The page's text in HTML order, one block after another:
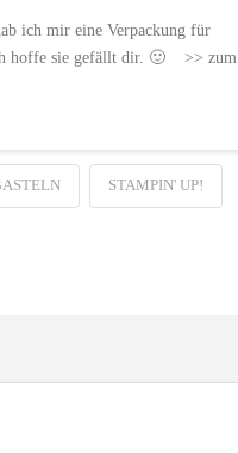
ich mir eine Verpackung für
hoffe sie gefällt dir. 🙂 >> zum
STAMPIN' UP!